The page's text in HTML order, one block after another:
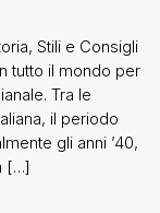
Stili e Consigli
tutto il mondo per
Tra le
il periodo
gli anni ’40,
[…]